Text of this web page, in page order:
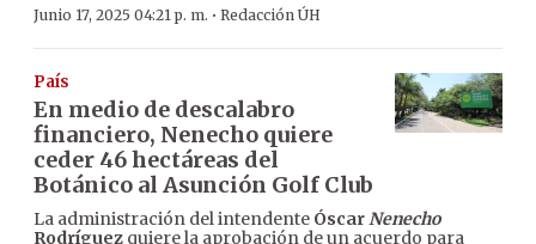
Junio 17, 2025 04:21 p. m. · Redacción ÚH
País
En medio de descalabro
financiero, Nenecho quiere
ceder 46 hectáreas del
Botánico al Asunción Golf Club
La administración del intendente ÓscarNenecho
Rodríguez quiere la aprobación de un acuerdo para